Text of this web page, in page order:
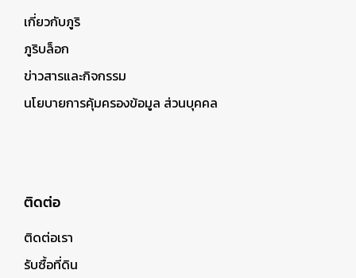
เกี่ยวกับภูริ
ภูริบล็อก
ข่าวสารและกิจกรรม
นโยบายการคุ้มครองข้อมูล ส่วนบุคคล
ติดต่อ
ติดต่อเรา
รับซื้อที่ดิน